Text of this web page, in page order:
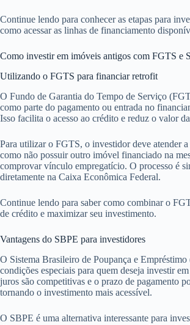
Continue lendo para conhecer as etapas para
como acessar as linhas de financiamento
Como investir em imóveis antigos com FGTS e
Utilizando o FGTS para financiar retrofit
O Fundo de Garantia do Tempo de Serviço
como parte do pagamento ou entrada no
Isso facilita o acesso ao crédito e reduz o valor
Para utilizar o FGTS, o investidor deve atender
como não possuir outro imóvel financiado na
comprovar vínculo empregatício. O processo é
diretamente na Caixa Econômica Federal.
Continue lendo para saber como combinar o
de crédito e maximizar seu investimento.
Vantagens do SBPE para investidores
O Sistema Brasileiro de Poupança e
condições especiais para quem deseja investir
juros são competitivas e o prazo de pagamento
tornando o investimento mais acessível.
O SBPE é uma alternativa interessante para